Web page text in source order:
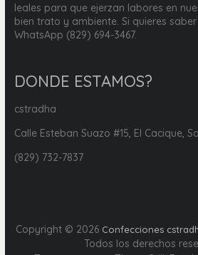
leales para que ejerzan labores en
bien trato y ambiente. Si quieres
WhatsApp (829) 694-3467.
DONDE ESTAMOS?
cstradha
Calle Esteban Suazo #15, El Cacique,
(829) 732-7837
Copyright © 2026 Confecciones
Todos los derechos